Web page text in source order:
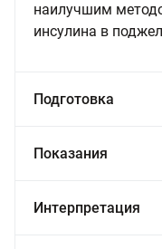
наилучшим
инсулина в
Подготовка
Показания
Интерпретация